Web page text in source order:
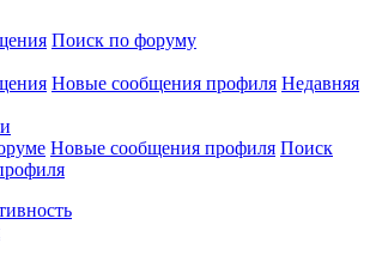
Поиск по форуму
Новые сообщения профиля Недавняя
Новые сообщения профиля Поиск